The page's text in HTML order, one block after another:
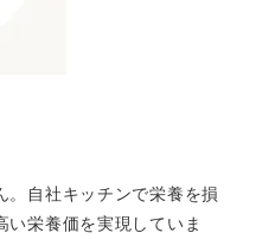
。自社キッチンで栄養を損
い栄養価を実現していま